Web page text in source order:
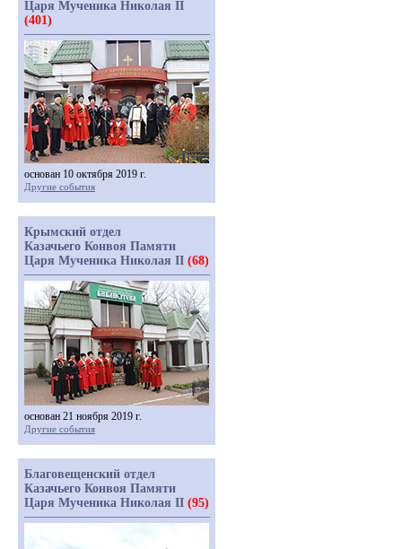
Царя Мученика Николая II
(401)
основан 10 октября 2019 г.
Другие события
Крымский отдел
Казачьего Конвоя Памяти
Царя Мученика Николая II (68)
основан 21 ноября 2019 г.
Другие события
Благовещенский отдел
Казачьего Конвоя Памяти
Царя Мученика Николая II (95)